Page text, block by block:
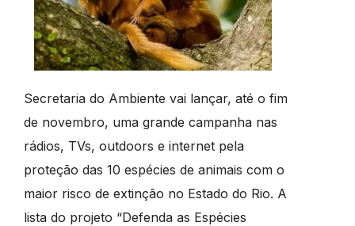
Secretaria do Ambiente vai lançar, até o fim
de novembro, uma grande campanha nas
rádios, TVs, outdoors e internet pela
proteção das 10 espécies de animais com o
maior risco de extinção no Estado do Rio. A
lista do projeto “Defenda as Espécies